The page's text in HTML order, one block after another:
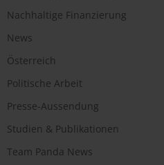
Nachhaltige Finanzierung
News
Österreich
Politische Arbeit
Presse-Aussendung
Studien & Publikationen
Team Panda News